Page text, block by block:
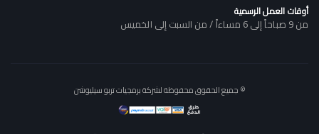
أوقات العمل الرسمية
من 9 صباحاً إلى 6 مساءاً / من السبت إلى الخميس
© جميع الحقوق محفوظة لشركة برمجيات تربو سيليوشن